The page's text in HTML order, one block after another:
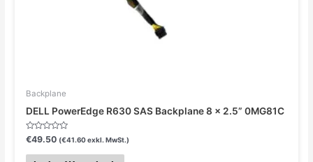
Backplane
DELL PowerEdge R630 SAS Backplane 8 x 2.5” 0MG81C
Bewertet
mit
0
€49.50 (€41.60exkl. MwSt.)